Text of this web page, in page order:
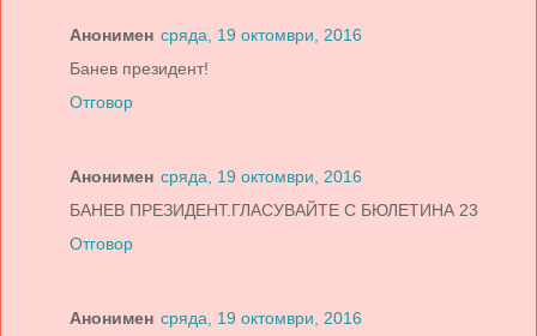
Анонимен сряда, 19 октомври, 2016
Банев президент!
Отговор
Анонимен сряда, 19 октомври, 2016
БАНЕВ ПРЕЗИДЕНТ.ГЛАСУВАЙТЕ С БЮЛЕТИНА 23
Отговор
Анонимен сряда, 19 октомври, 2016